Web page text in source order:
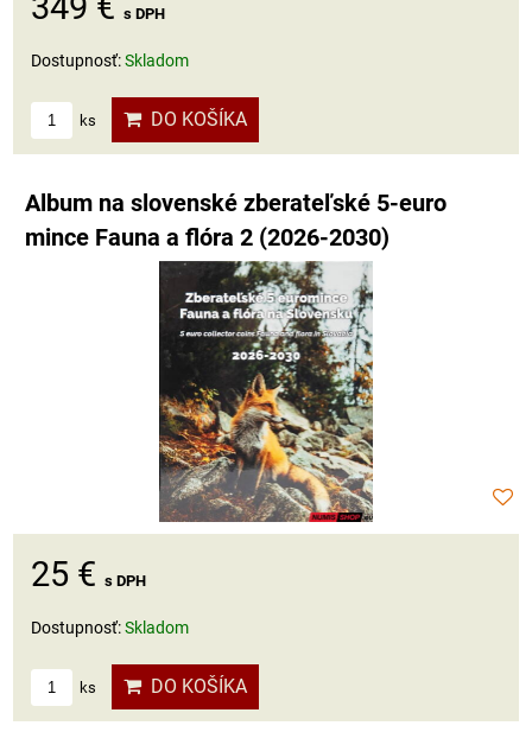
s DPH
Dostupnosť:Skladom
ks DO KOŠÍKA
Album na slovenské zberateľské 5-euro
mince Fauna a flóra 2 (2026-2030)
25 € s DPH
Dostupnosť:Skladom
ks DO KOŠÍKA